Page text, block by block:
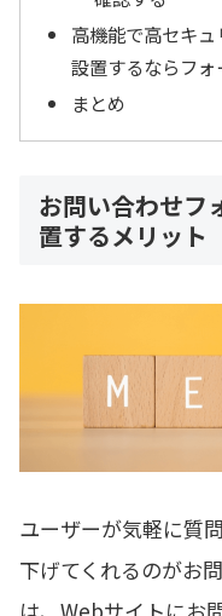
高機能で高セキ
設置するならフ
まとめ
お問い合わせ
置するメリット
ユーザーが気軽に質
下げてくれるのがお